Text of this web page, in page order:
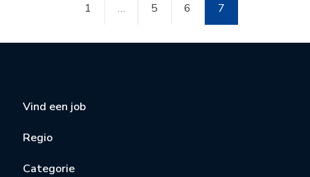
1 … 5 6 7
Vind een job
Regio
Categorie